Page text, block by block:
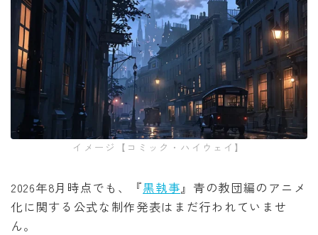
イメージ【コミック・ハイウェイ】
2026年8月時点でも、『黒執事』青の教団編のアニメ
化に関する公式な制作発表はまだ行われていませ
ん。